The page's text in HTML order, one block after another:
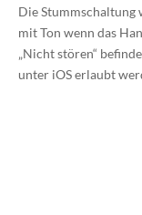
Die Stummschaltung
mit Ton wenn das
„Nicht stören“
unter iOS erlaubt